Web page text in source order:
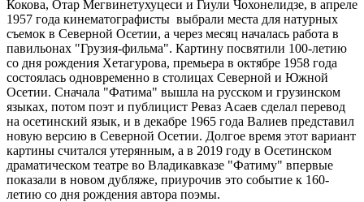
Кокова, Отар Мегвинетухуцеси и Гиули Чохонелидзе, в апреле
1957 года кинематографисты выбрали места для натурных
съемок в Северной Осетии, а через месяц началась работа в
павильонах "Грузия-фильма". Картину посвятили 100-летию
со дня рождения Хетагурова, премьера в октябре 1958 года
состоялась одновременно в столицах Северной и Южной
Осетии. Сначала "Фатима" вышла на русском и грузинском
языках, потом поэт и публицист Реваз Асаев сделал перевод
на осетинский язык, и в декабре 1965 года Валиев представил
новую версию в Северной Осетии. Долгое время этот вариант
картины считался утерянным, а в 2019 году в Осетинском
драматическом театре во Владикавказе "Фатиму" впервые
показали в новом дубляже, приурочив это событие к 160-
летию со дня рождения автора поэмы.